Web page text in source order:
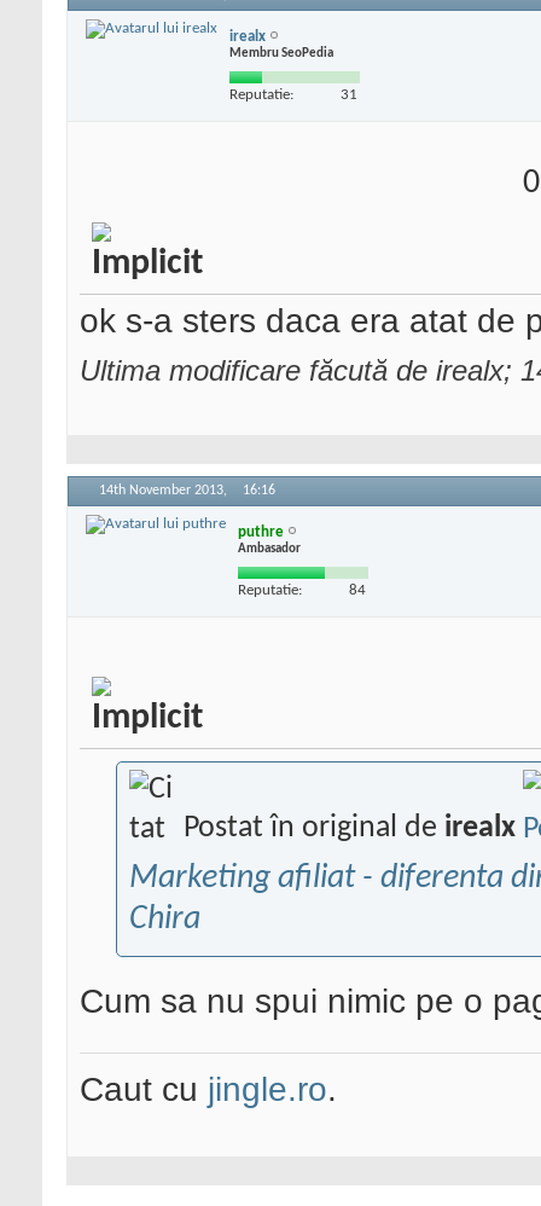
irealx
Membru SeoPedia
Reputatie: 31
ok s-a sters daca era atat de
Ultima modificare făcută de irealx;
14th November 2013, 16:16
puthre
Ambasador
Reputatie: 84
Postat în original de irealx
Marketing afiliat - diferenta
Chira
Cum sa nu spui nimic pe o
Caut cu jingle.ro.